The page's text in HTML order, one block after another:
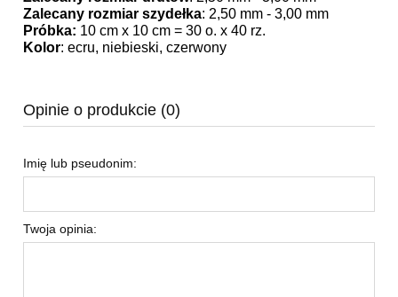
Zalecany rozmiar szydełka: 2,50 mm - 3,00 mm
Próbka: 10 cm x 10 cm = 30 o. x 40 rz.
Kolor: ecru, niebieski, czerwony
Opinie o produkcie (0)
Imię lub pseudonim:
Twoja opinia: